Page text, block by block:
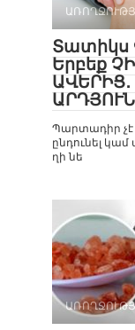
Տատիկս
Երբեք
Պարտադիր չէ
ընդունել
ղի նե